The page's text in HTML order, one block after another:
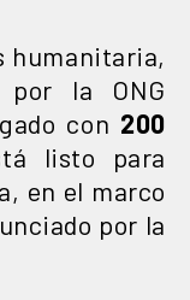
humanitaria,
la ONG
con 200
listo para
en el marco
por la